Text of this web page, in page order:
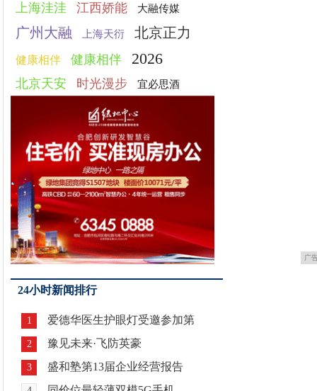
上海洼洼 江西娇能 大融传媒
广州大融 上海天衍 北京正力
健康相伴 健康相伴 2026
北京天安 时光漫步 宜必思酒
广
24小时新闻排行
1 爱德华医生护眼灯受邀参加第
2 豫见未来·飞防英豪
3 盛和塾第13届企业经营报告